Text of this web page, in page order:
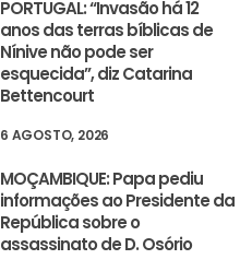
PORTUGAL: “Invasão há 12
anos das terras bíblicas de
Nínive não pode ser
esquecida”, diz Catarina
Bettencourt
6 AGOSTO, 2026
MOÇAMBIQUE: Papa pediu
informações ao Presidente da
República sobre o
assassinato de D. Osório